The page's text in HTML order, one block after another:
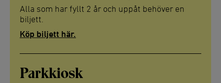
Alla som har fyllt 2 år och uppåt behöver en
biljett.
Köp biljett här.
Parkkiosk